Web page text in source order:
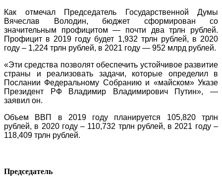
Как отмечал Председатель Государственной Думы
Вячеслав Володин, бюджет сформирован со
значительным профицитом — почти два трлн рублей.
Профицит в 2019 году будет 1,932 трлн рублей, в 2020
году – 1,224 трлн рублей, в 2021 году — 952 млрд рублей.
«Эти средства позволят обеспечить устойчивое развитие
страны и реализовать задачи, которые определил в
Послании Федеральному Собранию и «майском» Указе
Президент РФ Владимир Владимирович Путин», —
заявил он.
Объем ВВП в 2019 году планируется 105,820 трлн
рублей, в 2020 году – 110,732 трлн рублей, в 2021 году –
118,409 трлн рублей.
Председатель